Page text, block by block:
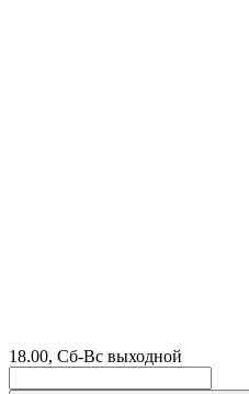
18.00, Сб-Вс выходной